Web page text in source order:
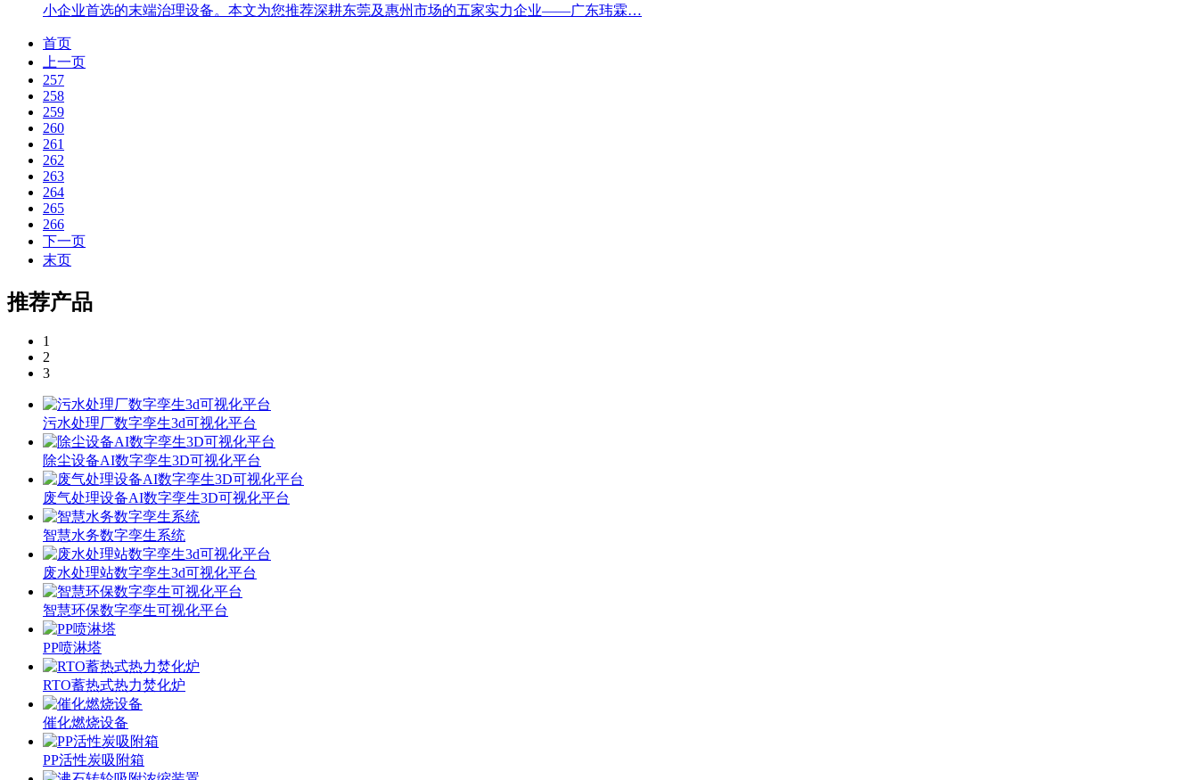
小企业首选的末端治理设备。本文为您推荐深耕东莞及惠州市场的五家实力企业——广东玮霖…
首页
上一页
257
258
259
260
261
262
263
264
265
266
下一页
末页
推荐产品
1
2
3
污水处理厂数字孪生3d可视化平台
除尘设备AI数字孪生3D可视化平台
废气处理设备AI数字孪生3D可视化平台
智慧水务数字孪生系统
废水处理站数字孪生3d可视化平台
智慧环保数字孪生可视化平台
PP喷淋塔
RTO蓄热式热力焚化炉
催化燃烧设备
PP活性炭吸附箱